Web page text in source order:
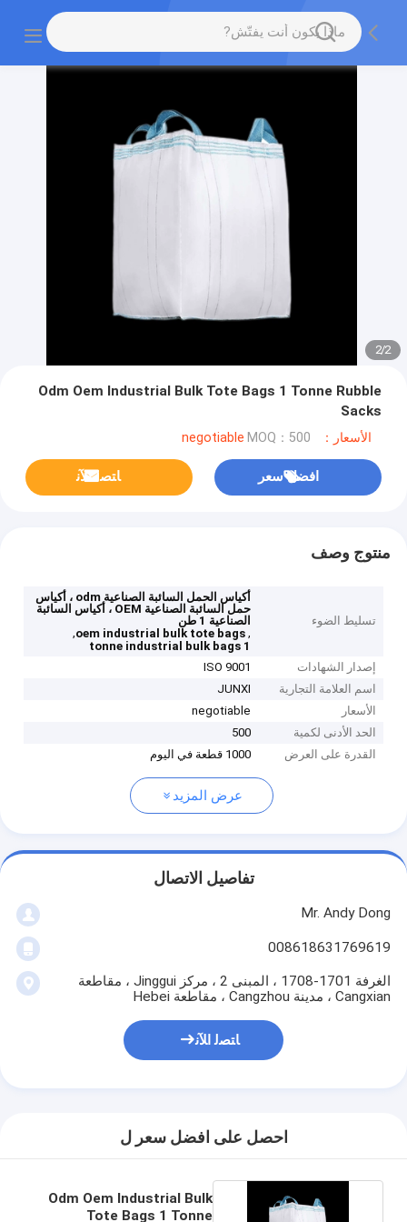
2
/
2
Odm Oem Industrial Bulk Tote Bags 1 Tonne Rubble
Sacks
الأسعار：negotiable MOQ：500
افضل سعر ﺎﺘﺼﻟ ﺍﻶﻧ
منتوج وصف
تسليط الضوء
أكياس الحمل السائبة الصناعية odm ، أكياس
حمل السائبة الصناعية OEM ، أكياس السائبة
الصناعية 1 طن
,
oem industrial bulk tote bags
,
1 tonne industrial bulk bags
إصدار الشهادات
ISO 9001
اسم العلامة التجارية
JUNXI
الأسعار
negotiable
الحد الأدنى لكمية
500
القدرة على العرض
1000 قطعة في اليوم
عرض المزيد
تفاصيل الاتصال
Mr. Andy Dong
008618631769619
الغرفة 1701-1708 ، المبنى 2 ، مركز Jinggui ، مقاطعة
Cangxian ، مدينة Cangzhou ، مقاطعة Hebei
ﺎﺘﺼﻟ ﺍﻶﻧ
احصل على افضل سعر ل
Odm Oem Industrial Bulk
Tote Bags 1 Tonne